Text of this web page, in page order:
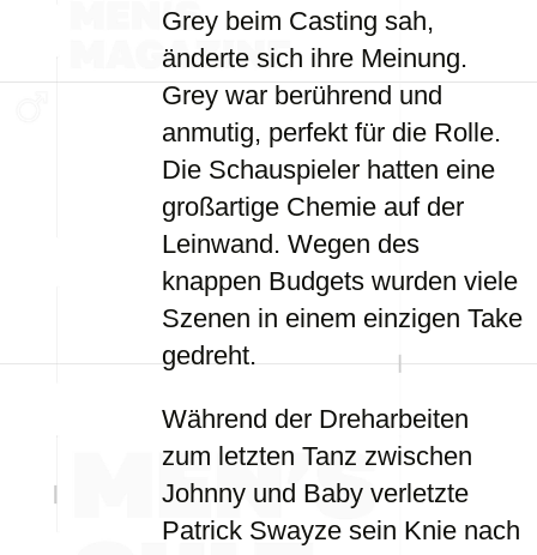
Grey beim Casting sah,
änderte sich ihre Meinung.
Grey war berührend und
anmutig, perfekt für die Rolle.
Die Schauspieler hatten eine
großartige Chemie auf der
Leinwand. Wegen des
knappen Budgets wurden viele
Szenen in einem einzigen Take
gedreht.
Während der Dreharbeiten
zum letzten Tanz zwischen
Johnny und Baby verletzte
Patrick Swayze sein Knie nach